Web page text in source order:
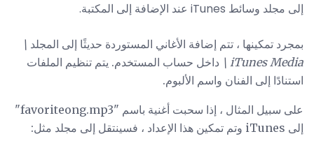
إلى مجلد وسائط iTunes عند الإضافة إلى المكتبة.
بمجرد تمكينها ، تتم إضافة الأغاني المستوردة حديثًا إلى المجلد \
iTunes Media \
داخل حساب المستخدم. يتم تنظيم الملفات
استنادًا إلى الفنان واسم الألبوم.
على سبيل المثال ، إذا سحبت أغنية باسم "favoriteong.mp3"
إلى iTunes وتم تمكين هذا الإعداد ، فسينتقل إلى مجلد مثل: